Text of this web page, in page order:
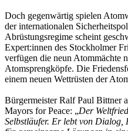
Doch gegenwärtig spielen
der internationalen
Abrüstungsregime scheint
Expert:innen des Stockholmer
verfügen die neun Atommächte
Atomsprengköpfe. Die
einem neuen Wettrüsten der
Bürgermeister Ralf Paul Bittner
Mayors for Peace: „Der
Selbstläufer. Er lebt von Dialog,